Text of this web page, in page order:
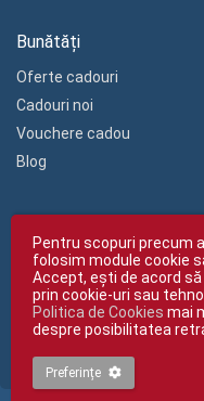
Bunătăți
Oferte cadouri
Cadouri noi
Vouchere cadou
Blog
Copyright © giftexpress.ro |
giftexpress.ro aparține de Fun
giftexpress.ro folosește
Pentru scopuri precum
folosim module cookie
Accept, ești de acord
prin cookie-uri sau
Politica de Cookies mai
despre posibilitatea
Preferințe